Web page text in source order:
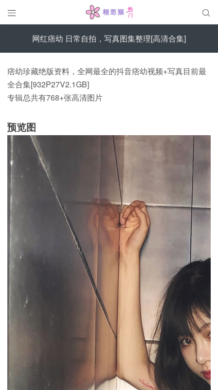
 
网红痞幼 日常自拍，写真图集整理[高清合集]
痞幼珍藏绝版资料，全网最全的抖音痞幼视频+写真目前最
全合集[932P27V2.1GB]
专辑总共有768+张高清图片
预览图